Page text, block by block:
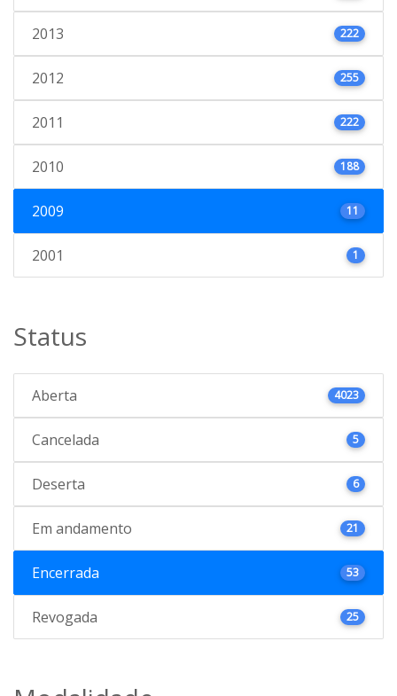
2013 222
2012 255
2011 222
2010 188
2009 11
2001 1
Status
Aberta 4023
Cancelada 5
Deserta 6
Em andamento 21
Encerrada 53
Revogada 25